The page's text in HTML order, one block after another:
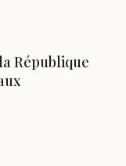
République